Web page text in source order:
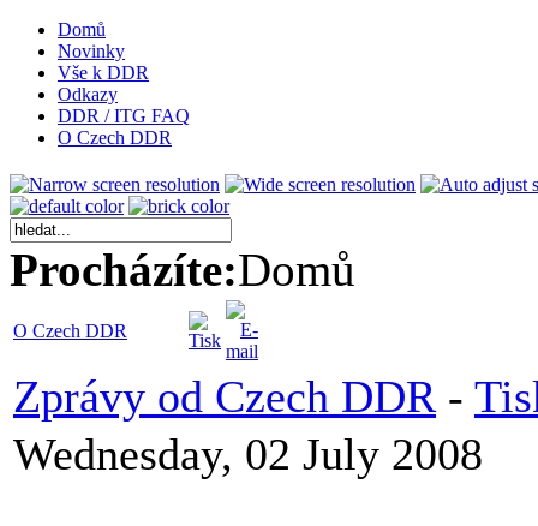
Domů
Novinky
Vše k DDR
Odkazy
DDR / ITG FAQ
O Czech DDR
Procházíte:Domů
O Czech DDR
Zprávy od Czech DDR-
Wednesday, 02 July 2008